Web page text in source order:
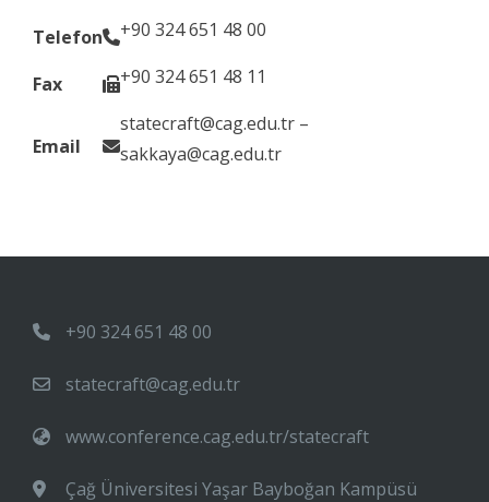
Telefon +90 324 651 48 00
Fax +90 324 651 48 11
Email
statecraft@cag.edu.tr –
sakkaya@cag.edu.tr
+90 324 651 48 00
statecraft@cag.edu.tr
www.conference.cag.edu.tr/statecraft
Çağ Üniversitesi Yaşar Bayboğan Kampüsü